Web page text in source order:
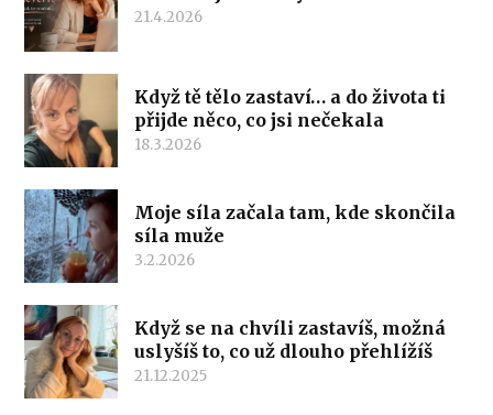
21.4.2026
Když tě tělo zastaví… a do života ti
přijde něco, co jsi nečekala
18.3.2026
Moje síla začala tam, kde skončila
síla muže
3.2.2026
Když se na chvíli zastavíš, možná
uslyšíš to, co už dlouho přehlížíš
21.12.2025